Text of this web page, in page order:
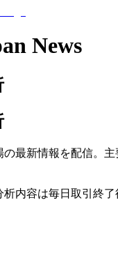
News
の最新情報を配信。
析内容は毎日取引終了